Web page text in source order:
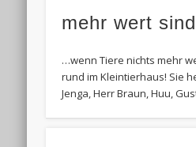
mehr wert sind
…wenn Tiere nichts mehr
rund im Kleintierhaus! Sie
Jenga, Herr Braun, Huu,